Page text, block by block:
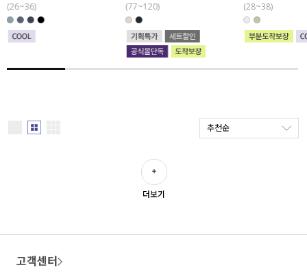
하객룩
원피스
니트
팬츠
액티브웨어
ACC
(26~36) (77~120) (28~38)
추천순
더보기
고객센터